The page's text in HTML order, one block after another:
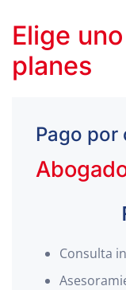
Elige
planes
Pago por
Consulta